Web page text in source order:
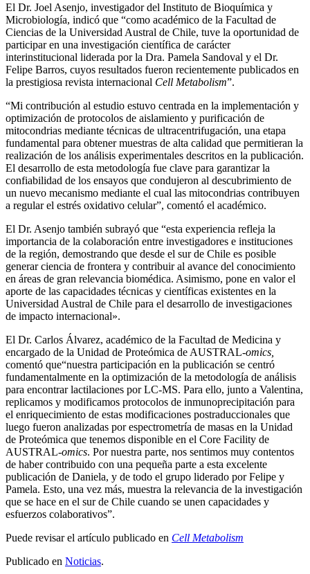
El Dr. Joel Asenjo, investigador del Instituto de Bioquímica y
Microbiología, indicó que “como académico de la Facultad de
Ciencias de la Universidad Austral de Chile, tuve la oportunidad de
participar en una investigación científica de carácter
interinstitucional liderada por la Dra. Pamela Sandoval y el Dr.
Felipe Barros, cuyos resultados fueron recientemente publicados en
la prestigiosa revista internacional Cell Metabolism”.
“Mi contribución al estudio estuvo centrada en la implementación y
optimización de protocolos de aislamiento y purificación de
mitocondrias mediante técnicas de ultracentrifugación, una etapa
fundamental para obtener muestras de alta calidad que permitieran la
realización de los análisis experimentales descritos en la publicación.
El desarrollo de esta metodología fue clave para garantizar la
confiabilidad de los ensayos que condujeron al descubrimiento de
un nuevo mecanismo mediante el cual las mitocondrias contribuyen
a regular el estrés oxidativo celular”, comentó el académico.
El Dr. Asenjo también subrayó que “esta experiencia refleja la
importancia de la colaboración entre investigadores e instituciones
de la región, demostrando que desde el sur de Chile es posible
generar ciencia de frontera y contribuir al avance del conocimiento
en áreas de gran relevancia biomédica. Asimismo, pone en valor el
aporte de las capacidades técnicas y científicas existentes en la
Universidad Austral de Chile para el desarrollo de investigaciones
de impacto internacional».
El Dr. Carlos Álvarez, académico de la Facultad de Medicina y
encargado de la Unidad de Proteómica de AUSTRAL-omics,
comentó que“nuestra participación en la publicación se centró
fundamentalmente en la optimización de la metodología de análisis
para encontrar lactilaciones por LC-MS. Para ello, junto a Valentina,
replicamos y modificamos protocolos de inmunoprecipitación para
el enriquecimiento de estas modificaciones postraduccionales que
luego fueron analizadas por espectrometría de masas en la Unidad
de Proteómica que tenemos disponible en el Core Facility de
AUSTRAL-omics. Por nuestra parte, nos sentimos muy contentos
de haber contribuido con una pequeña parte a esta excelente
publicación de Daniela, y de todo el grupo liderado por Felipe y
Pamela. Esto, una vez más, muestra la relevancia de la investigación
que se hace en el sur de Chile cuando se unen capacidades y
esfuerzos colaborativos”.
Puede revisar el artículo publicado en Cell Metabolism
Publicado en Noticias.